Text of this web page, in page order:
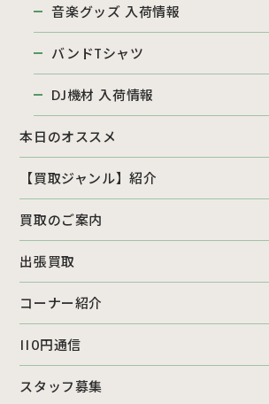
音楽グッズ 入荷情報
バンドTシャツ
DJ機材 入荷情報
本日のオススメ
【買取ジャンル】紹介
買取のご案内
出張買取
コーナー紹介
110円通信
スタッフ募集